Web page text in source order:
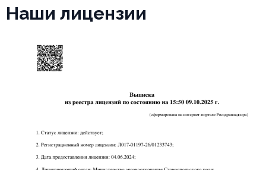
Наши лицензии